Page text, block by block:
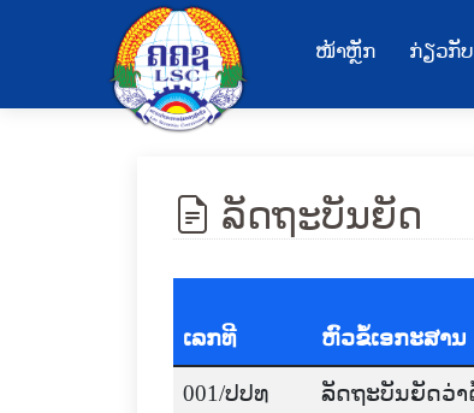
ໜ້າຫຼັກ ກ່ຽວກັ
ລັດຖະບັນຍັດ
ເລກທີ ຫົວຂໍ້ເອກະສານ
001/ປປທ
ລັດຖະບັນຍັດວ່າ